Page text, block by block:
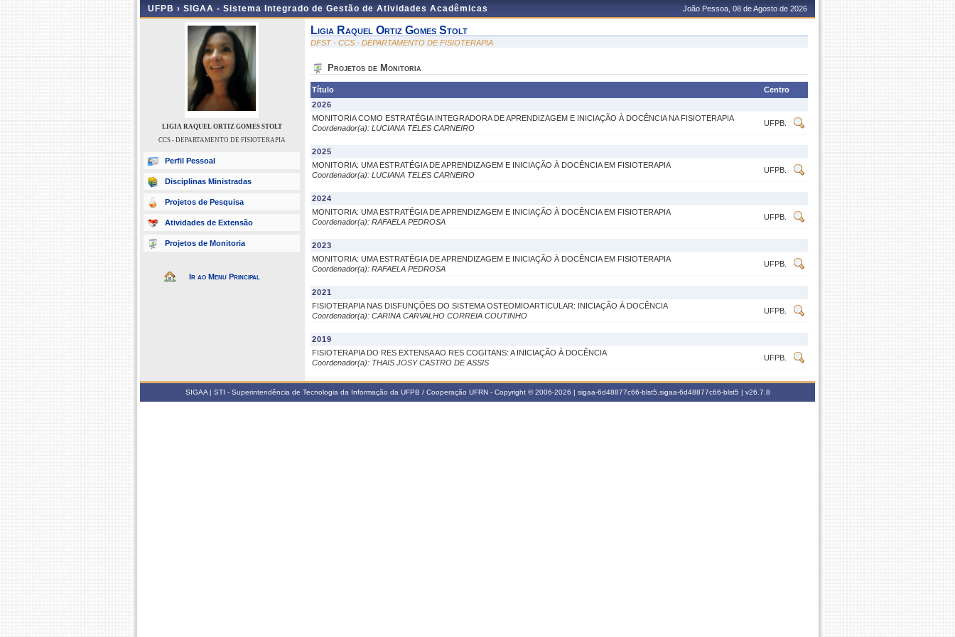
UFPB › SIGAA - Sistema Integrado de Gestão de Atividades Acadêmicas João Pessoa, 08 de Agosto de 2026
LIGIA RAQUEL ORTIZ GOMES STOLT
CCS - DEPARTAMENTO DE FISIOTERAPIA
Perfil Pessoal
Disciplinas Ministradas
Projetos de Pesquisa
Atividades de Extensão
Projetos de Monitoria
Ir ao Menu Principal
Ligia Raquel Ortiz Gomes Stolt
DFST - CCS - DEPARTAMENTO DE FISIOTERAPIA
Projetos de Monitoria
Título
Centro
2026
MONITORIA COMO ESTRATÉGIA INTEGRADORA DE APRENDIZAGEM E INICIAÇÃO À DOCÊNCIA NA FISIOTERAPIA
Coordenador(a): LUCIANA TELES CARNEIRO
UFPB.
2025
MONITORIA: UMA ESTRATÉGIA DE APRENDIZAGEM E INICIAÇÃO À DOCÊNCIA EM FISIOTERAPIA
Coordenador(a): LUCIANA TELES CARNEIRO
UFPB.
2024
MONITORIA: UMA ESTRATÉGIA DE APRENDIZAGEM E INICIAÇÃO À DOCÊNCIA EM FISIOTERAPIA
Coordenador(a): RAFAELA PEDROSA
UFPB.
2023
MONITORIA: UMA ESTRATÉGIA DE APRENDIZAGEM E INICIAÇÃO À DOCÊNCIA EM FISIOTERAPIA
Coordenador(a): RAFAELA PEDROSA
UFPB.
2021
FISIOTERAPIA NAS DISFUNÇÕES DO SISTEMA OSTEOMIOARTICULAR: INICIAÇÃO À DOCÊNCIA
Coordenador(a): CARINA CARVALHO CORREIA COUTINHO
UFPB.
2019
FISIOTERAPIA DO RES EXTENSA AO RES COGITANS: A INICIAÇÃO À DOCÊNCIA
Coordenador(a): THAIS JOSY CASTRO DE ASSIS
UFPB.
SIGAA | STI - Superintendência de Tecnologia da Informação da UFPB / Cooperação UFRN - Copyright © 2006-2026 | sigaa-6d48877c66-blst5.sigaa-6d48877c66-blst5 | v26.7.8